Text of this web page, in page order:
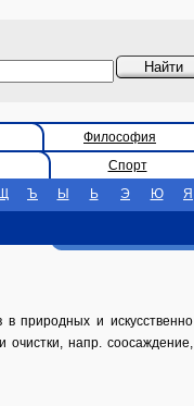
Философия
Спорт
Щ Ъ Ы Ь Э Ю Я
природных и искусственно
очистки, напр. соосаждение,